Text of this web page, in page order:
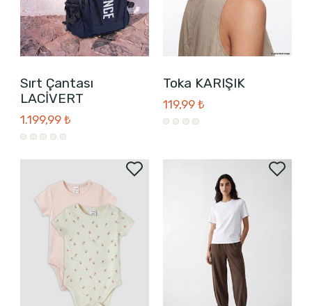
Sırt Çantası
LACİVERT
1.199,99 ₺
Toka KARIŞIK
119,99 ₺